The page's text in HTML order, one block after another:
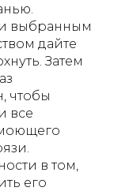
выбранным
дайте
Затем
чтобы
все
в том,
его